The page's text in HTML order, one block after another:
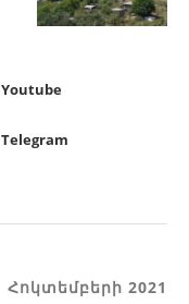
Youtube
Telegram
Հոկտեմբերի 2021